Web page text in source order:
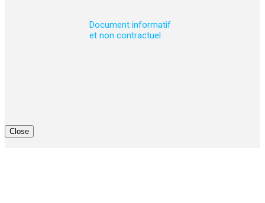
Document informatif
et non contractuel
Close